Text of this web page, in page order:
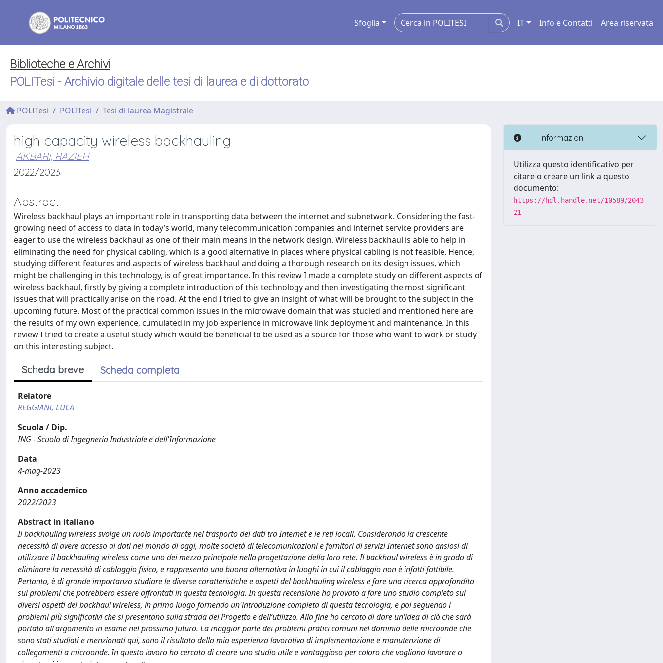
Sfoglia IT Info e Contatti Area riservata
Biblioteche e Archivi
POLITesi - Archivio digitale delle tesi di laurea e di dottorato
POLITesi POLITesi Tesi di laurea Magistrale
high capacity wireless backhauling
AKBARI, RAZIEH
2022/2023
Abstract
Wireless backhaul plays an important role in transporting data between the internet and subnetwork. Considering the fast-
growing need of access to data in today’s world, many telecommunication companies and internet service providers are
eager to use the wireless backhaul as one of their main means in the network design. Wireless backhaul is able to help in
eliminating the need for physical cabling, which is a good alternative in places where physical cabling is not feasible. Hence,
studying different features and aspects of wireless backhaul and doing a thorough research on its design issues, which
might be challenging in this technology, is of great importance. In this review I made a complete study on different aspects of
wireless backhaul, firstly by giving a complete introduction of this technology and then investigating the most significant
issues that will practically arise on the road. At the end I tried to give an insight of what will be brought to the subject in the
upcoming future. Most of the practical common issues in the microwave domain that was studied and mentioned here are
the results of my own experience, cumulated in my job experience in microwave link deployment and maintenance. In this
review I tried to create a useful study which would be beneficial to be used as a source for those who want to work or study
on this interesting subject.
Scheda breve Scheda completa
Relatore
REGGIANI, LUCA
Scuola / Dip.
ING - Scuola di Ingegneria Industriale e dell'Informazione
Data
4-mag-2023
Anno accademico
2022/2023
Abstract in italiano
Il backhauling wireless svolge un ruolo importante nel trasporto dei dati tra Internet e le reti locali. Considerando la crescente
necessità di avere accesso ai dati nel mondo di oggi, molte società di telecomunicazioni e fornitori di servizi Internet sono ansiosi di
utilizzare il backhauling wireless come uno dei mezzo principale nella progettazione della loro rete. Il backhaul wireless è in grado di
eliminare la necessità di cablaggio fisico, e rappresenta una buona alternativa in luoghi in cui il cablaggio non è infatti fattibile.
Pertanto, è di grande importanza studiare le diverse caratteristiche e aspetti del backhauling wireless e fare una ricerca approfondita
sui problemi che potrebbero essere affrontati in questa tecnologia. In questa recensione ho provato a fare uno studio completo sui
diversi aspetti del backhaul wireless, in primo luogo fornendo un'introduzione completa di questa tecnologia, e poi seguendo i
problemi più significativi che si presentano sulla strada del Progetto e dell’utilizzo. Alla fine ho cercato di dare un'idea di ciò che sarà
portato all'argomento in esame nel prossimo futuro. La maggior parte dei problemi pratici comuni nel dominio delle microonde che
sono stati studiati e menzionati qui, sono il risultato della mia esperienza lavorativa di implementazione e manutenzione di
collegamenti a microonde. In questo lavoro ho cercato di creare uno studio utile e vantaggioso per coloro che vogliono lavorare o
----- Informazioni -----
Utilizza questo identificativo per
citare o creare un link a questo
documento:
https://hdl.handle.net/10589/2043
21